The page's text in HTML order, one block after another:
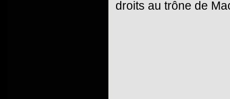
droits au trône de